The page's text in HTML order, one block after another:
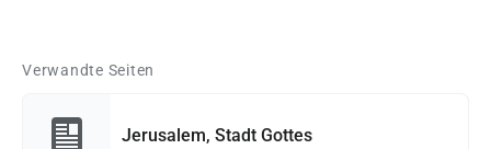
Verwandte Seiten
Jerusalem, Stadt Gottes